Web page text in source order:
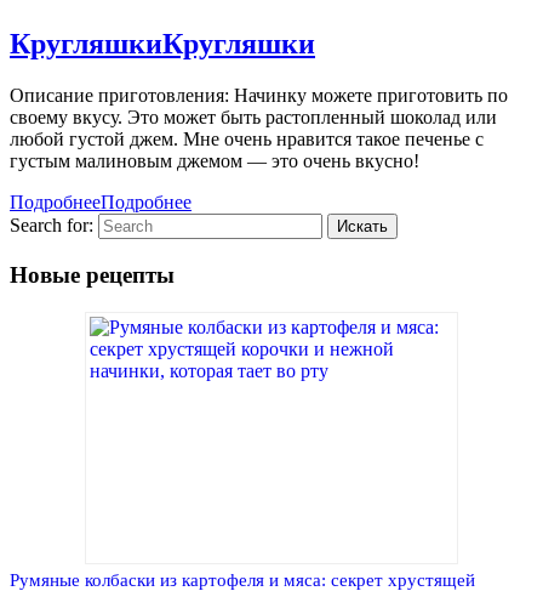
КругляшкиКругляшки
Описание приготовления: Начинку можете приготовить по
своему вкусу. Это может быть растопленный шоколад или
любой густой джем. Мне очень нравится такое печенье с
густым малиновым джемом — это очень вкусно!
ПодробнееПодробнее
Search for:
Новые рецепты
Румяные колбаски из картофеля и мяса: секрет хрустящей